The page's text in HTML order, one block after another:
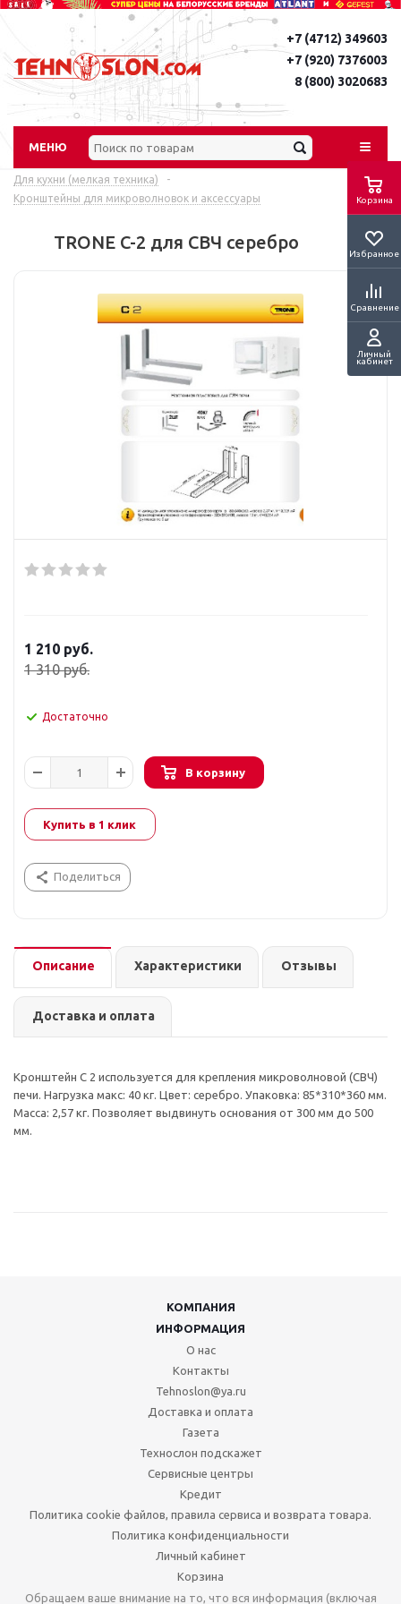
Корзина
Избранное
Сравнение
Личный
кабинет
+7 (4712) 349603
+7 (920) 7376003
8 (800) 3020683
МЕНЮ
Для кухни (мелкая техника)
-
Кронштейны для микроволновок и аксессуары
TRONE C-2 для СВЧ серебро
1 210 руб.
1 310руб.
Достаточно
В корзину
Купить в 1 клик
Поделиться
Описание Характеристики Отзывы
Доставка и оплата
Кронштейн С 2 используется для крепления микроволновой (СВЧ)
печи. Нагрузка макс: 40 кг. Цвет: серебро. Упаковка: 85*310*360 мм.
Масса: 2,57 кг. Позволяет выдвинуть основания от 300 мм до 500
мм.
КОМПАНИЯ
ИНФОРМАЦИЯ
О нас
Контакты
Tehnoslon@ya.ru
Доставка и оплата
Газета
Технослон подскажет
Сервисные центры
Кредит
Политика cookie файлов, правила сервиса и возврата товара.
Политика конфиденциальности
Личный кабинет
Корзина
Обращаем ваше внимание на то, что вся информация (включая